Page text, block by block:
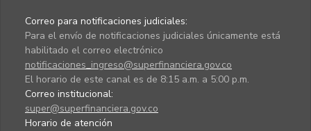
Correo para notificaciones judiciales:
Para el envío de notificaciones judiciales únicamente está
habilitado el correo electrónico
notificaciones_ingreso@superfinanciera.gov.co
El horario de este canal es de 8:15 a.m. a 5:00 p.m.
Correo institucional:
super@superfinanciera.gov.co
Horario de atención